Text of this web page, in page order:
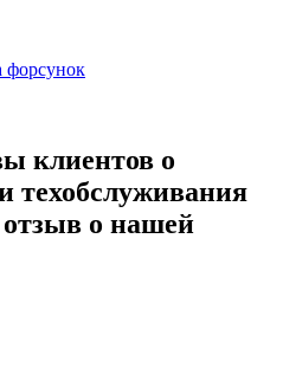
форсунок
клиентов о
техобслуживания
отзыв о нашей